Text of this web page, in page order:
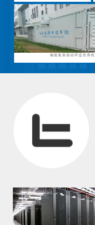
储能集装箱动环监控系统